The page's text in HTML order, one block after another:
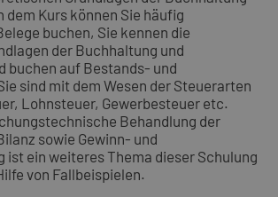
Kurs können Sie häufig
buchen, Sie kennen die
der Buchhaltung und
buchen auf Bestands- und
sind mit dem Wesen der Steuerarten
Lohnsteuer, Gewerbesteuer etc.
Behandlung der
sowie Gewinn- und
ist ein weiteres Thema dieser Schulung
von Fallbeispielen.